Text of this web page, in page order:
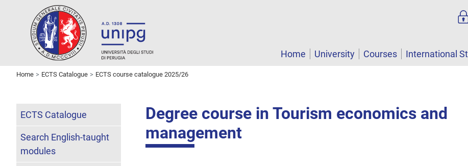
Home University Courses International
Home ECTS Catalogue ECTS course catalogue 2025/26
Degree course in Tourism economics and
management
ECTS Catalogue
Search English-taught
modules